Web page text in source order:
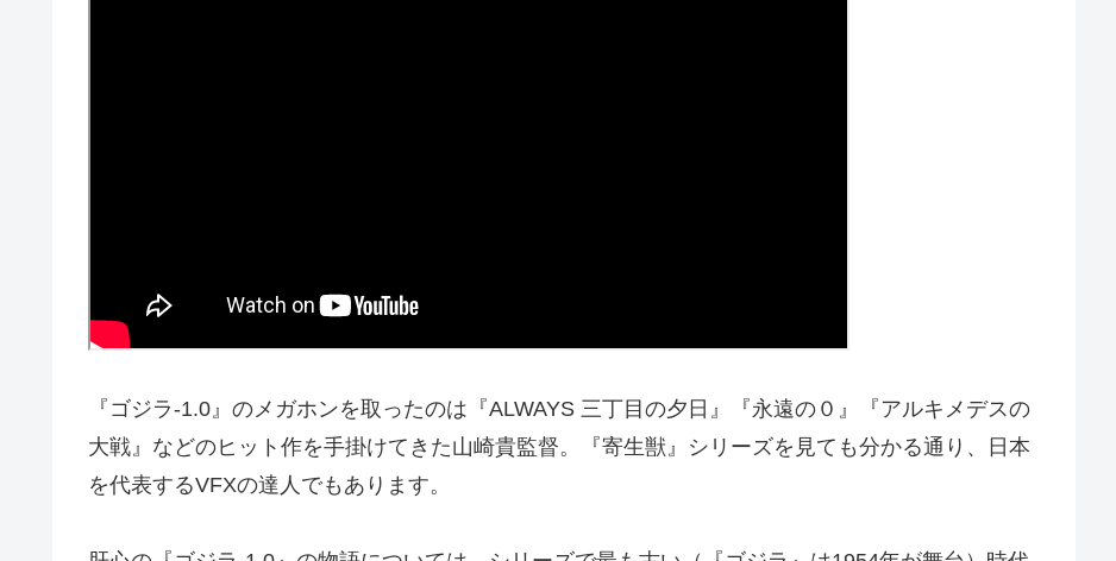
『ゴジラ-1.0』のメガホンを取ったのは『ALWAYS 三丁目の夕日』『永遠の０』『アルキメデスの
大戦』などのヒット作を手掛けてきた山崎貴監督。『寄生獣』シリーズを見ても分かる通り、日本
を代表するVFXの達人でもあります。